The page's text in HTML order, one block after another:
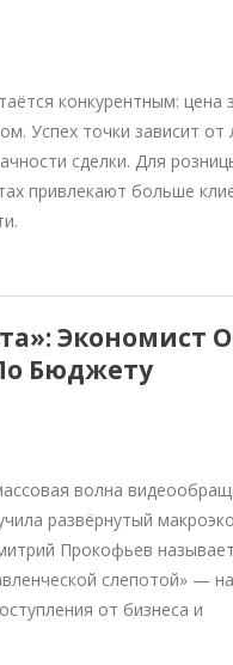
конкурентным: цена
Успех точки зависит от
сделки. Для
привлекают больше
Экономист
Бюджету
волна
развёрнутый
Прокофьев
слепотой» —
от бизнеса и